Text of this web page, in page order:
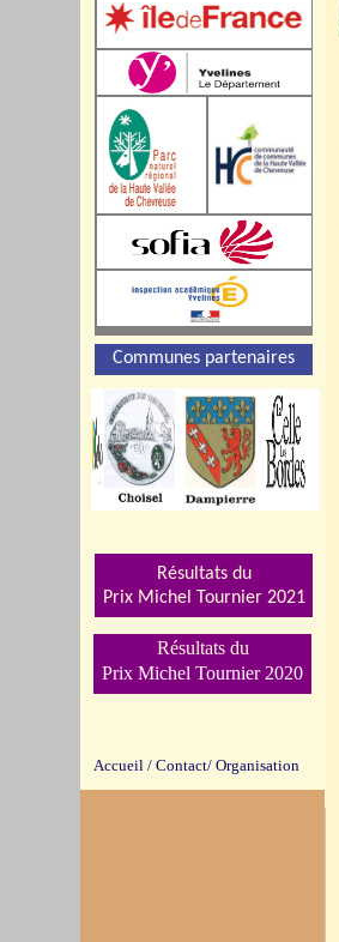
Accueil / Contact/ Organisation
Communes partenaires
Résultats du
Prix Michel Tournier 2020
Résultats du
Prix Michel Tournier 2021